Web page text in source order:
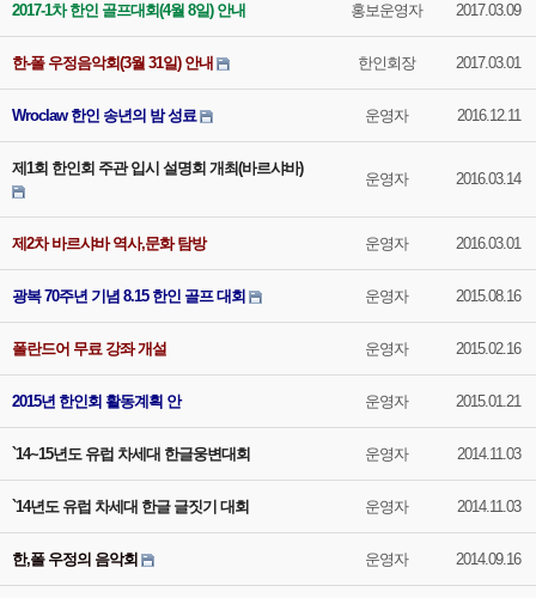
2017-1차 한인 골프대회(4월 8일) 안내 홍보운영자 2017.03.09
한-폴 우정음악회(3월 31일) 안내 한인회장 2017.03.01
Wroclaw 한인 송년의 밤 성료 운영자 2016.12.11
제1회 한인회 주관 입시 설명회 개최(바르샤바)
운영자 2016.03.14
제2차 바르샤바 역사,문화 탐방 운영자 2016.03.01
광복 70주년 기념 8.15 한인 골프 대회 운영자 2015.08.16
폴란드어 무료 강좌 개설 운영자 2015.02.16
2015년 한인회 활동계획 안 운영자 2015.01.21
`14~15년도 유럽 차세대 한글웅변대회 운영자 2014.11.03
`14년도 유럽 차세대 한글 글짓기 대회 운영자 2014.11.03
한,폴 우정의 음악회 운영자 2014.09.16